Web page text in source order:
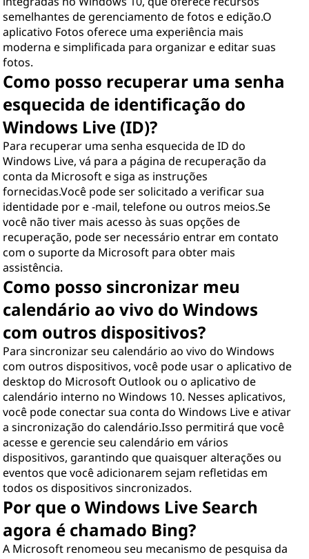
semelhantes de gerenciamento de fotos e edição.O
aplicativo Fotos oferece uma experiência mais
moderna e simplificada para organizar e editar suas
fotos.
Como posso recuperar uma senha
esquecida de identificação do
Windows Live (ID)?
Para recuperar uma senha esquecida de ID do
Windows Live, vá para a página de recuperação da
conta da Microsoft e siga as instruções
fornecidas.Você pode ser solicitado a verificar sua
identidade por e -mail, telefone ou outros meios.Se
você não tiver mais acesso às suas opções de
recuperação, pode ser necessário entrar em contato
com o suporte da Microsoft para obter mais
assistência.
Como posso sincronizar meu
calendário ao vivo do Windows
com outros dispositivos?
Para sincronizar seu calendário ao vivo do Windows
com outros dispositivos, você pode usar o aplicativo de
desktop do Microsoft Outlook ou o aplicativo de
calendário interno no Windows 10. Nesses aplicativos,
você pode conectar sua conta do Windows Live e ativar
a sincronização do calendário.Isso permitirá que você
acesse e gerencie seu calendário em vários
dispositivos, garantindo que quaisquer alterações ou
eventos que você adicionarem sejam refletidas em
todos os dispositivos sincronizados.
Por que o Windows Live Search
agora é chamado Bing?
A Microsoft renomeou seu mecanismo de pesquisa da